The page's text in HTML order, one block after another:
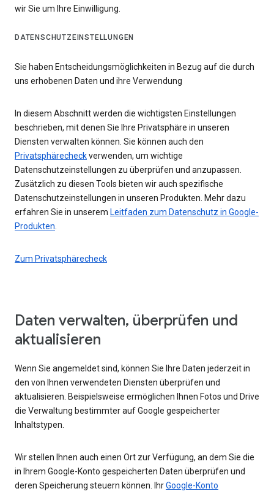
wir Sie um Ihre Einwilligung.
DATENSCHUTZEINSTELLUNGEN
Sie haben Entscheidungsmöglichkeiten in Bezug auf die durch
uns erhobenen Daten und ihre Verwendung
In diesem Abschnitt werden die wichtigsten Einstellungen
beschrieben, mit denen Sie Ihre Privatsphäre in unseren
Diensten verwalten können. Sie können auch den
Privatsphärecheckverwenden, um wichtige
Datenschutzeinstellungen zu überprüfen und anzupassen.
Zusätzlich zu diesen Tools bieten wir auch spezifische
Datenschutzeinstellungen in unseren Produkten. Mehr dazu
erfahren Sie in unserem Leitfaden zum Datenschutz in Google-
Produkten
Zum Privatsphärecheck
Daten verwalten, überprüfen und
aktualisieren
Wenn Sie angemeldet sind, können Sie Ihre Daten jederzeit in
den von Ihnen verwendeten Diensten überprüfen und
aktualisieren. Beispielsweise ermöglichen Ihnen Fotos und Drive
die Verwaltung bestimmter auf Google gespeicherter
Inhaltstypen.
Wir stellen Ihnen auch einen Ort zur Verfügung, an dem Sie die
in Ihrem Google-Konto gespeicherten Daten überprüfen und
deren Speicherung steuern können. IhrGoogle-Konto